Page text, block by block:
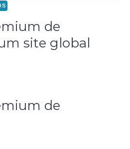
de
site global
de